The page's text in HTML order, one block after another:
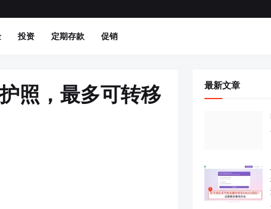
投资 定期存款 促销
照，最多可转移
最新文章